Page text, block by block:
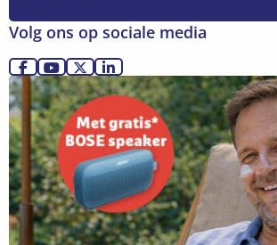
skills
die
het
verschil
maken
Volg ons op sociale media
Ga
naar
Facebook
Ga
naar
YouTube
Ga
naar
X
Ga
naar
LinkedIn
Lees
meer
over
Ontdek
meer